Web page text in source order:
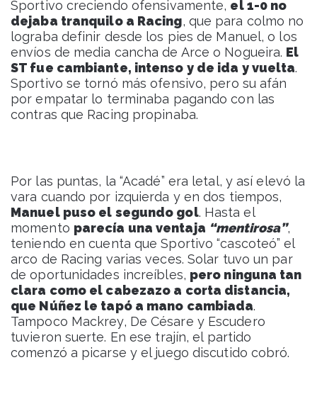
Sportivo creciendo ofensivamente, el 1-0 no
dejaba tranquilo a Racing, que para colmo no
lograba definir desde los pies de Manuel, o los
envíos de media cancha de Arce o Nogueira. El
ST fue cambiante, intenso y de ida y vuelta.
Sportivo se tornó más ofensivo, pero su afán
por empatar lo terminaba pagando con las
contras que Racing propinaba.
Por las puntas, la “Acadé” era letal, y así elevó la
vara cuando por izquierda y en dos tiempos,
Manuel puso el segundo gol. Hasta el
momento parecía una ventaja “mentirosa”,
teniendo en cuenta que Sportivo “cascoteó” el
arco de Racing varias veces. Solar tuvo un par
de oportunidades increíbles, pero ninguna tan
clara como el cabezazo a corta distancia,
que Núñez le tapó a mano cambiada.
Tampoco Mackrey, De Césare y Escudero
tuvieron suerte. En ese trajín, el partido
comenzó a picarse y el juego discutido cobró.